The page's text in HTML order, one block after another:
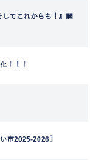
てこれからも！』開
！！！
市2025-2026］